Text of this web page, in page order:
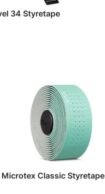
34 Styretape
Microtex Classic Styretape